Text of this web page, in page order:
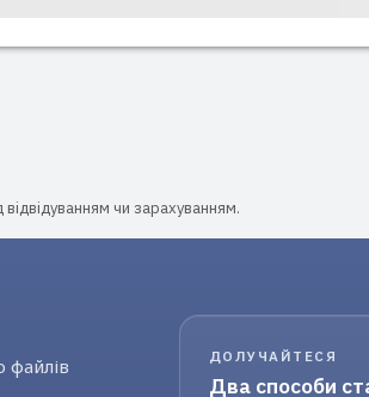
чи зарахуванням.
ДОЛУЧАЙТЕСЯ
Два способи
файлів